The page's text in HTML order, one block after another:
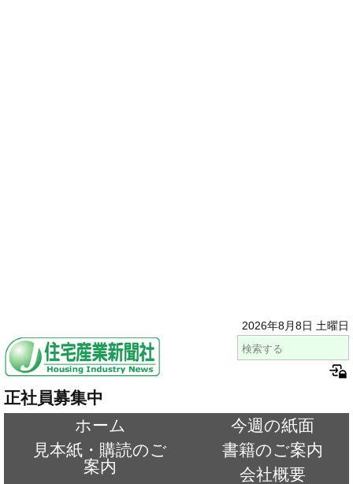
2026年8月8日 土曜日
正社員募集中
ホーム
今週の紙面
見本紙・購読のご
案内
書籍のご案内
会社概要